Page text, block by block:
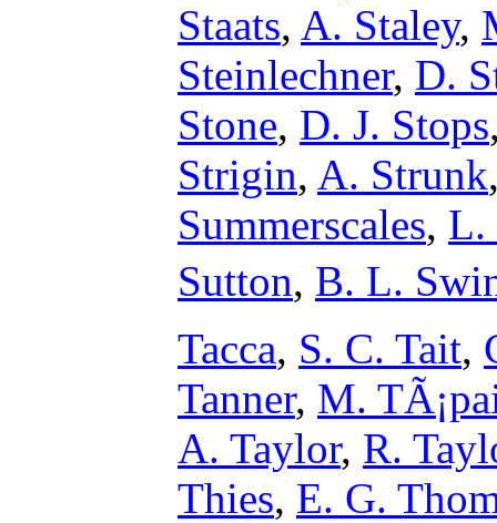
Staats, A. Staley,
Steinlechner, D.
Stone, D. J. Stops
Strigin, A. Strunk
Summerscales, L.
Sutton, B. L.
Tacca, S. C. Tait,
Tanner, M.
A. Taylor, R.
Thies, E. G.